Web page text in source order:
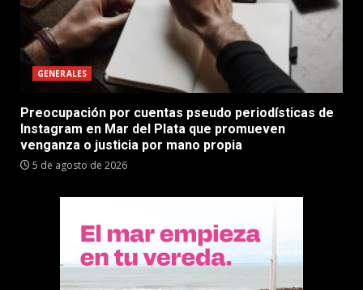
GENERALES
Preocupación por cuentas pseudo periodísticas de
Instagram en Mar del Plata que promueven
venganza o justicia por mano propia
5 de agosto de 2026